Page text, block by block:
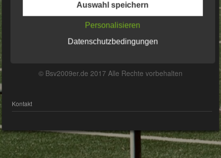
Datenschutzerklärung
© Bsv2009er.de 2017 Alle Rechte vorbehalten
Kontakt
Auswahl speichern
Personalisieren
Datenschutzbedingungen